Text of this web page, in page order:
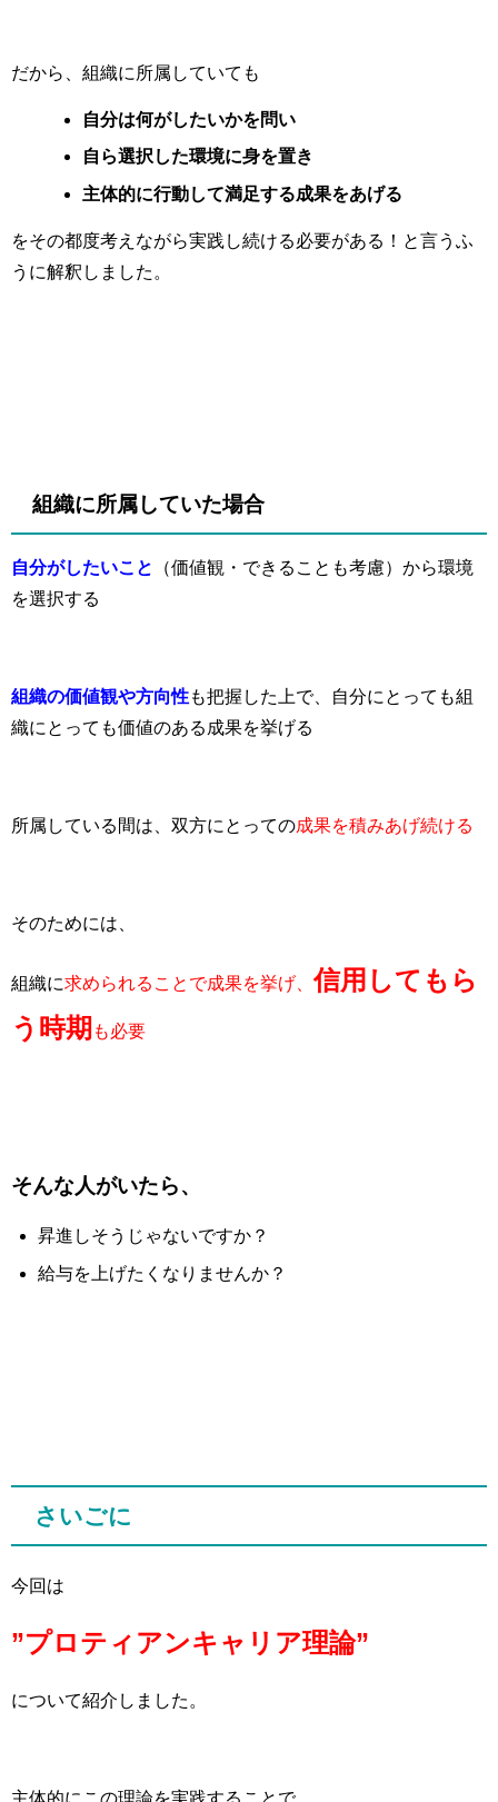
だから、組織に所属していても
自分は何がしたいかを問い
自ら選択した環境に身を置き
主体的に行動して満足する成果をあげる
をその都度考えながら実践し続ける必要がある！と言うふ
うに解釈しました。
組織に所属していた場合
自分がしたいこと
（価値観・できることも考慮）から環境
を選択する
組織の価値観や方向性も把握した上で、自分にとっても組
織にとっても価値のある成果を挙げる
所属している間は、双方にとっての成果を積みあげ続ける
そのためには、
組織に求められることで成果を挙げ、信用してもら
う時期 も必要
そんな人がいたら、
昇進しそうじゃないですか？
給与を上げたくなりませんか？
さいごに
今回は
”プロティアンキャリア理論”
について紹介しました。
主体的にこの理論を実践することで、